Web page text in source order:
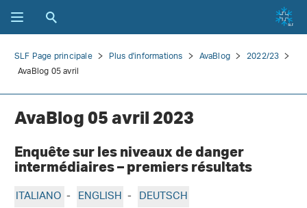
SLF Page principale Plus d'informations AvaBlog
2022/23
AvaBlog 05 avril
AvaBlog 05 avril 2023
Enquête sur les niveaux de danger
intermédiaires – premiers résultats
ITALIANO - ENGLISH - DEUTSCH